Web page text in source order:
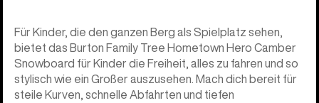
Für Kinder, die den ganzen Berg als Spielplatz sehen,
bietet das Burton Family Tree Hometown Hero Camber
Snowboard für Kinder die Freiheit, alles zu fahren und so
stylisch wie ein Großer auszusehen. Mach dich bereit für
steile Kurven, schnelle Abfahrten und tiefen